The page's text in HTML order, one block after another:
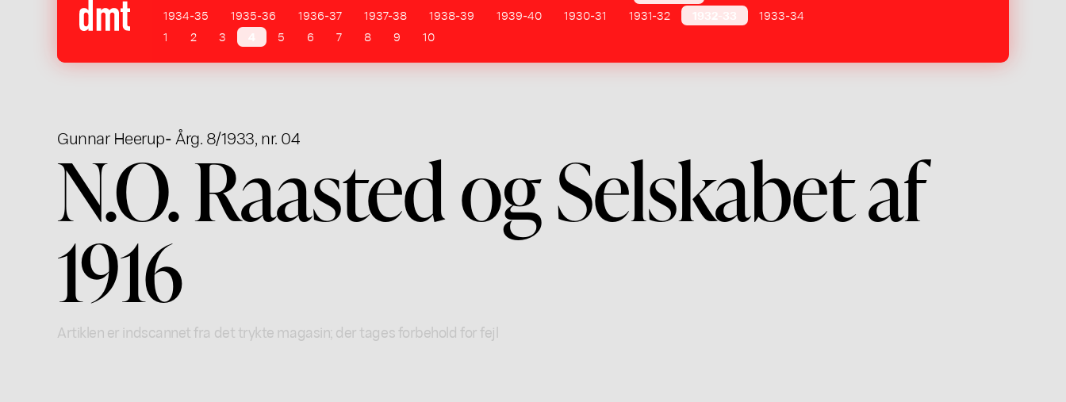
1934-35
1935-36 1936-37 1937-38 1938-39 1939-40 1930-31 1931-32
1933-34
1
2 3 5 6 7 8 9 10
Gunnar Heerup- Årg. 8/1933, nr. 04
N.O. Raasted og Selskabet af
1916
Artiklen er indscannet fra det trykte magasin; der tages forbehold for fejl